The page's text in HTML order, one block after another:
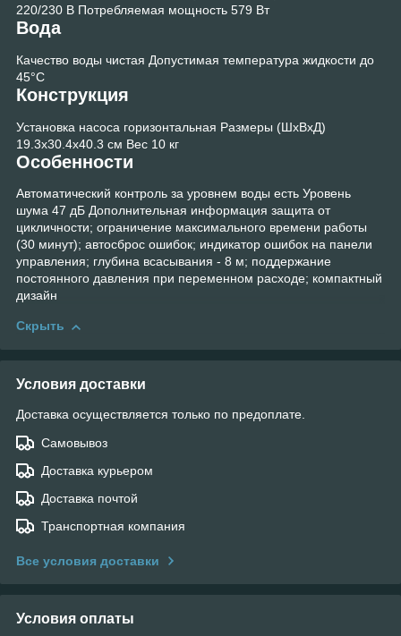
220/230 В Потребляемая мощность 579 Вт
Вода
Качество воды чистая Допустимая температура жидкости до
45°C
Конструкция
Установка насоса горизонтальная Размеры (ШхВхД)
19.3x30.4x40.3 см Вес 10 кг
Особенности
Автоматический контроль за уровнем воды есть Уровень
шума 47 дБ Дополнительная информация защита от
цикличности; ограничение максимального времени работы
(30 минут); автосброс ошибок; индикатор ошибок на панели
управления; глубина всасывания - 8 м; поддержание
постоянного давления при переменном расходе; компактный
дизайн
Скрыть
Условия доставки
Доставка осуществляется только по предоплате.
Самовывоз
Доставка курьером
Доставка почтой
Транспортная компания
Все условия доставки
Условия оплаты